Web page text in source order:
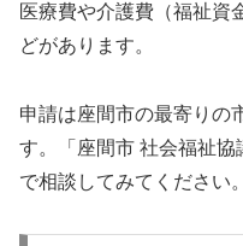
医療費や介護費（福祉資
どがあります。
申請は座間市の最寄りの
す。「座間市 社会福祉
で相談してみてください。